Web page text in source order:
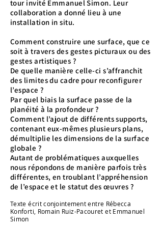
tour invité Emmanuel Simon. Leur
collaboration a donné lieu à une
installation in situ.
Comment construire une surface, que ce
soit à travers des gestes picturaux ou des
gestes artistiques ?
De quelle manière celle-ci s’affranchit
des limites du cadre pour reconfigurer
l’espace ?
Par quel biais la surface passe de la
planéité à la profondeur ?
Comment l’ajout de différents supports,
contenant eux-mêmes plusieurs plans,
démultiplie les dimensions de la surface
globale ?
Autant de problématiques auxquelles
nous répondons de manière parfois très
différentes, en troublant l’appréhension
de l’espace et le statut des œuvres ?
Texte écritconjointemententre Rébecca
Konforti, Romain Ruiz-Pacouret et Emmanuel
Simon